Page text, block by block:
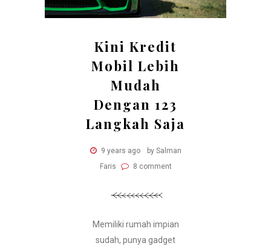
Kini Kredit
Mobil Lebih
Mudah
Dengan 123
Langkah Saja
9 years ago
by Salman
Faris
8 comment
Memiliki rumah impian
sudah, punya gadget